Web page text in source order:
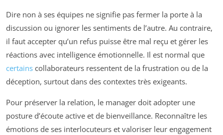
Dire non à ses équipes ne signifie pas fermer la porte à la
discussion ou ignorer les sentiments de l’autre. Au contraire,
il faut accepter qu’un refus puisse être mal reçu et gérer les
réactions avec intelligence émotionnelle. Il est normal que
certains collaborateurs ressentent de la frustration ou de la
déception, surtout dans des contextes très exigeants.
Pour préserver la relation, le manager doit adopter une
posture d’écoute active et de bienveillance. Reconnaître les
émotions de ses interlocuteurs et valoriser leur engagement